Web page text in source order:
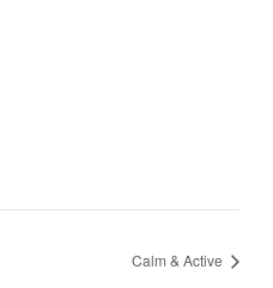
Calm & Active